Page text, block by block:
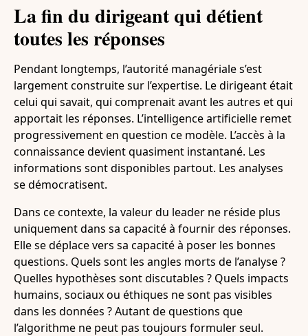
La fin du dirigeant qui détient
toutes les réponses
Pendant longtemps, l’autorité managériale s’est
largement construite sur l’expertise. Le dirigeant était
celui qui savait, qui comprenait avant les autres et qui
apportait les réponses. L’intelligence artificielle remet
progressivement en question ce modèle. L’accès à la
connaissance devient quasiment instantané. Les
informations sont disponibles partout. Les analyses
se démocratisent.
Dans ce contexte, la valeur du leader ne réside plus
uniquement dans sa capacité à fournir des réponses.
Elle se déplace vers sa capacité à poser les bonnes
questions. Quels sont les angles morts de l’analyse ?
Quelles hypothèses sont discutables ? Quels impacts
humains, sociaux ou éthiques ne sont pas visibles
dans les données ? Autant de questions que
l’algorithme ne peut pas toujours formuler seul.